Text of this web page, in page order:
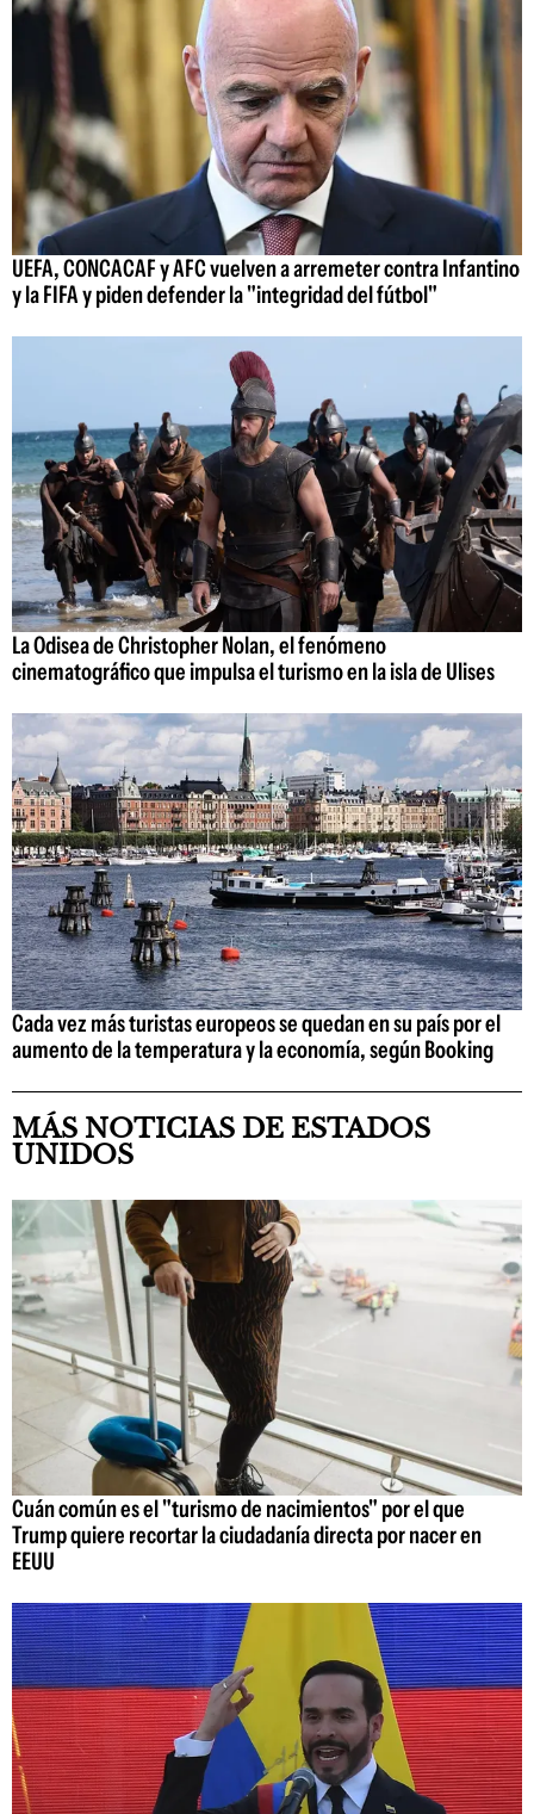
UEFA, CONCACAF y AFC vuelven a arremeter contra Infantino
y la FIFA y piden defender la "integridad del fútbol"
La Odisea de Christopher Nolan, el fenómeno
cinematográfico que impulsa el turismo en la isla de Ulises
Cada vez más turistas europeos se quedan en su país por el
aumento de la temperatura y la economía, según Booking
MÁS NOTICIAS DE ESTADOS
UNIDOS
Cuán común es el "turismo de nacimientos" por el que
Trump quiere recortar la ciudadanía directa por nacer en
EEUU